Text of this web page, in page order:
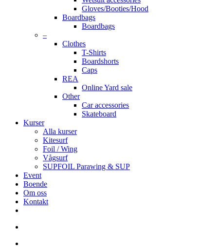
Gloves/Booties/Hood
Boardbags
Boardbags
–
Clothes
T-Shirts
Boardshorts
Caps
REA
Online Yard sale
Other
Car accessories
Skateboard
Kurser
Alla kurser
Kitesurf
Foil / Wing
Vågsurf
SUPFOIL Parawing & SUP
Event
Boende
Om oss
Kontakt